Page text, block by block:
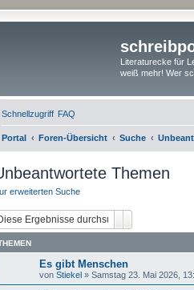
Literaturecke für
weiß mehr! Wer
Schnellzugriff FAQ
Portal Foren-Übersicht Suche
Themen
erweiterten Suche
Es gibt Menschen
von Stiekel » Samstag 23. Mai 2026,